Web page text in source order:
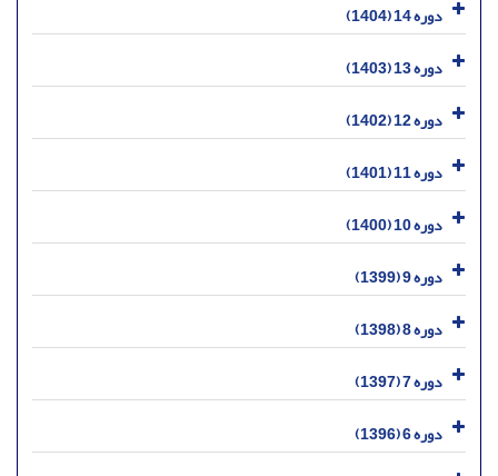
دوره 14 (1404)
دوره 13 (1403)
دوره 12 (1402)
دوره 11 (1401)
دوره 10 (1400)
دوره 9 (1399)
دوره 8 (1398)
دوره 7 (1397)
دوره 6 (1396)